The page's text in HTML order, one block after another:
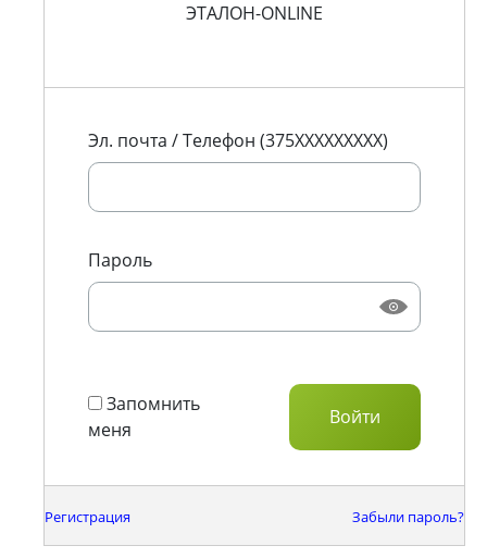
ЭТАЛОН-ONLINE
Эл. почта / Телефон (375XXXXXXXXX)
Пароль
Запомнить
меня
Регистрация Забыли пароль?